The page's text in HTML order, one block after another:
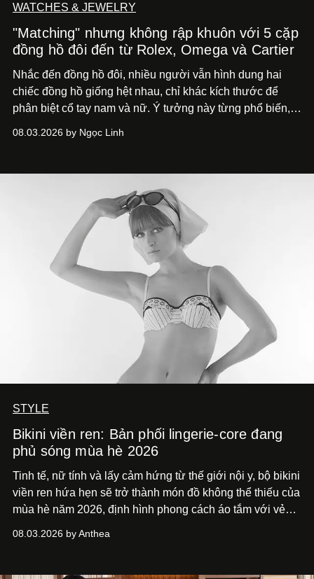
WATCHES & JEWELRY
"Matching" nhưng không rập khuôn với 5 cặp
đồng hồ đôi đến từ Rolex, Omega và Cartier
Nhắc đến đồng hồ đôi, nhiều người vẫn hình dung hai
chiếc đồng hồ giống hệt nhau, chỉ khác kích thước để
phân biệt cổ tay nam và nữ. Ý tưởng này từng phổ biến,
khá rập khuôn. Nói lời tạm biết hai phiên bản nam nữ
mải miết tìm kiếm sự đồng nhất tuyệt đối. Họ để những
đường nét, tỷ lệ và bảng màu nối liền hai thiết kế, dù mỗi
phiên bản vẫn mang linh hồn riêng.
08.03.2026 by Ngọc Linh
STYLE
Bikini viền ren: Bản phối lingerie-core đang
phủ sóng mùa hè 2026
Tinh tế, nữ tính và lấy cảm hứng từ thế giới nội y, bộ bikini
viền ren hứa hẹn sẽ trở thành món đồ không thể thiếu của
mùa hè năm 2026, định hình phong cách áo tắm với vẻ
08.03.2026 by Anthea